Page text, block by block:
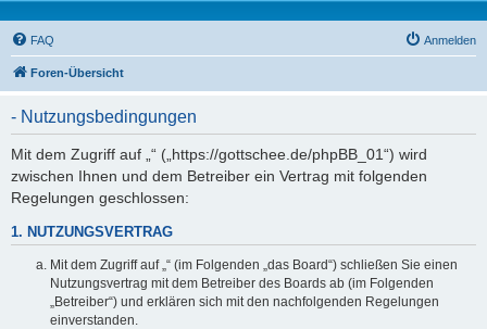
FAQ Anmelden
Foren-Übersicht
- Nutzungsbedingungen
Mit dem Zugriff auf „“ („https://gottschee.de/phpBB_01“) wird
zwischen Ihnen und dem Betreiber ein Vertrag mit folgenden
Regelungen geschlossen:
1. NUTZUNGSVERTRAG
Mit dem Zugriff auf „“ (im Folgenden „das Board“) schließen Sie einen
Nutzungsvertrag mit dem Betreiber des Boards ab (im Folgenden
„Betreiber“) und erklären sich mit den nachfolgenden Regelungen
einverstanden.